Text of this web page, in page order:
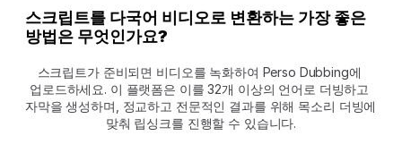
스크립트를 다국어 비디오로 변환하는 가장 좋은
방법은 무엇인가요?
스크립트가 준비되면 비디오를 녹화하여 Perso Dubbing에
업로드하세요. 이 플랫폼은 이를 32개 이상의 언어로 더빙하고
자막을 생성하며, 정교하고 전문적인 결과를 위해 목소리 더빙에
맞춰 립싱크를 진행할 수 있습니다.